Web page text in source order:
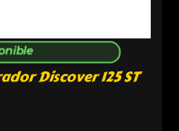
Discover 125 ST